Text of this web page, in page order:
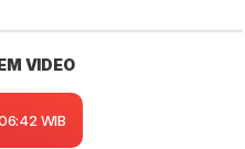
VIDEO
WIB